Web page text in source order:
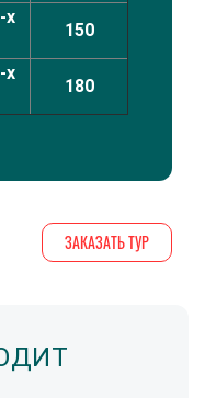
х
150
х
180
ЗАКАЗАТЬ ТУР